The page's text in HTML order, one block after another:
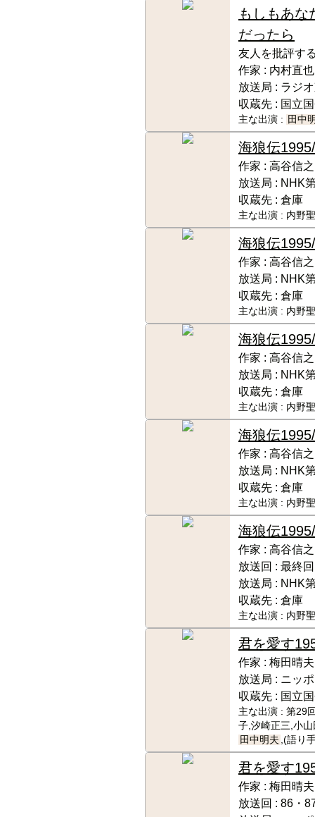
もしもあな
だったら
友人を批評す
作家 : 内村直也
放送局 : ラジ
収蔵先 : 国立
主な出演 : 田中
海狼伝
作家 : 高谷信之
放送局 : NHK
収蔵先 : 倉庫
主な出演 : 内野
海狼伝
作家 : 高谷信之
放送局 : NHK
収蔵先 : 倉庫
主な出演 : 内野
海狼伝
作家 : 高谷信之
放送局 : NHK
収蔵先 : 倉庫
主な出演 : 内野
海狼伝
作家 : 高谷信之
放送局 : NHK
収蔵先 : 倉庫
主な出演 : 内野
海狼伝
作家 : 高谷信之
放送回 : 最終回
放送局 : NHK
収蔵先 : 倉庫
主な出演 : 内野
君を愛す
作家 : 梅田晴夫
放送局 : ニッ
収蔵先 : 国立
主な出演 : 第29
子,汐崎正三,小
田中明夫 ,(語り
君を愛す
作家 : 梅田晴夫
放送回 : 86・